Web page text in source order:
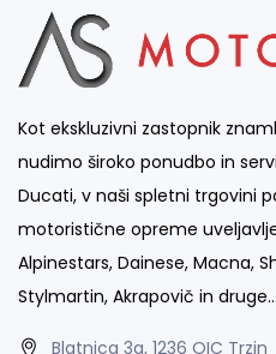
Kot ekskluzivni zastopnik
nudimo široko ponudbo in
Ducati, v naši spletni trgovini
motoristične opreme
Alpinestars, Dainese, Macna,
Stylmartin, Akrapovič in druge…
Blatnica 3a, 1236 OIC Trzin